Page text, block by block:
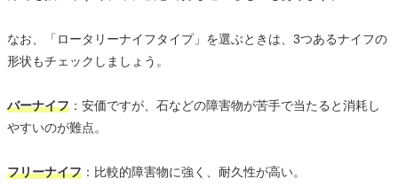
なお、「ロータリーナイフタイプ」を選ぶときは、3つあるナイフの
形状もチェックしましょう。
バーナイフ ：安価ですが、石などの障害物が苦手で当たると消耗し
やすいのが難点。
フリーナイフ ：比較的障害物に強く、耐久性が高い。